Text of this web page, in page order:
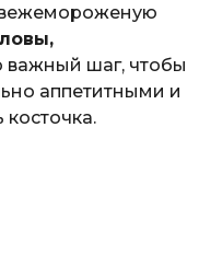
важный шаг, чтобы
аппетитными и
косточка.